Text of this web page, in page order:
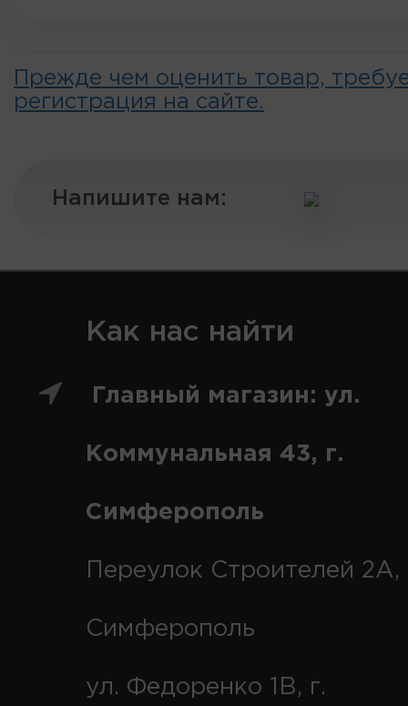
Прежде чем оценить товар,
регистрация на сайте.
Напишите нам:
Как нас найти
Главный магазин: ул.
Коммунальная 43, г.
Симферополь
Переулок Строителей 2А,
Симферополь
ул. Федоренко 1В, г.